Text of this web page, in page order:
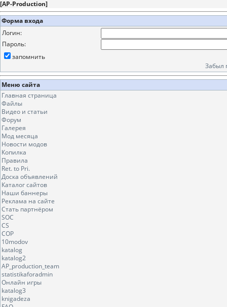
[AP-Production]
Форма входа
Логин:
Пароль:
запомнить
Забыл
Меню сайта
Главная страница
Файлы
Видео и статьи
Форум
Галерея
Мод месяца
Новости модов
Копилка
Правила
Ret. to Pri.
Доска объявлений
Каталог сайтов
Наши баннеры
Реклама на сайте
Стать партнёром
SOC
CS
COP
10modov
katalog
katalog2
AP_production_team
statistikaforadmin
Онлайн игры
katalog3
knigadeza